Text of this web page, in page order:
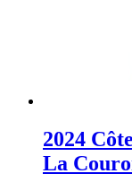
2024
La